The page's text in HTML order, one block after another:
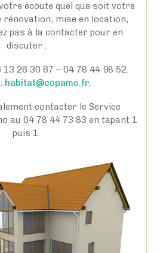
écoute quel que soit votre
mise en location,
pas à la contacter pour en
discuter :
26 30 67 – 04 78 44 98 52.
habitat@copamo.fr.
contacter le Service
au 04 78 44 73 83 en tapant 1
puis 1.